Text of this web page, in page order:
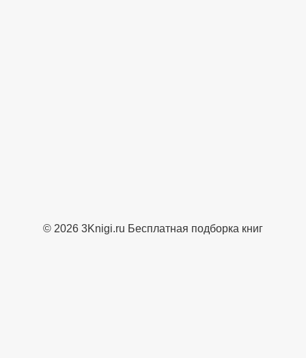
© 2026 3Knigi.ru Бесплатная подборка книг